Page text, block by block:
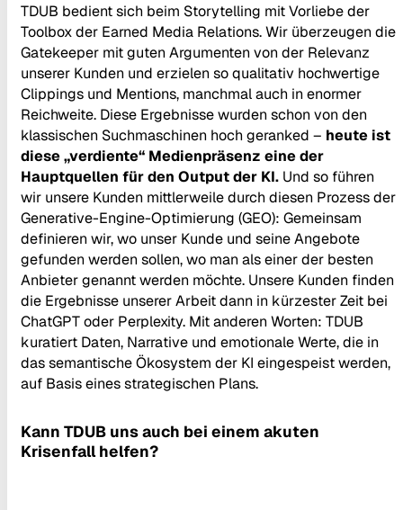
TDUB bedient sich beim Storytelling mit Vorliebe der
Toolbox der Earned Media Relations. Wir überzeugen die
Gatekeeper mit guten Argumenten von der Relevanz
unserer Kunden und erzielen so qualitativ hochwertige
Clippings und Mentions, manchmal auch in enormer
Reichweite. Diese Ergebnisse wurden schon von den
klassischen Suchmaschinen hoch geranked – heute ist
diese „verdiente“ Medienpräsenz eine der
Hauptquellen für den Output der KI. Und so führen
wir unsere Kunden mittlerweile durch diesen Prozess der
Generative-Engine-Optimierung (GEO): Gemeinsam
definieren wir, wo unser Kunde und seine Angebote
gefunden werden sollen, wo man als einer der besten
Anbieter genannt werden möchte. Unsere Kunden finden
die Ergebnisse unserer Arbeit dann in kürzester Zeit bei
ChatGPT oder Perplexity. Mit anderen Worten: TDUB
kuratiert Daten, Narrative und emotionale Werte, die in
das semantische Ökosystem der KI eingespeist werden,
auf Basis eines strategischen Plans.
Kann TDUB uns auch bei einem akuten
Krisenfall helfen?